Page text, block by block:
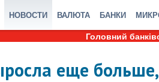
НОВОСТИ ВАЛЮТА БАНКИ
Головний
еще